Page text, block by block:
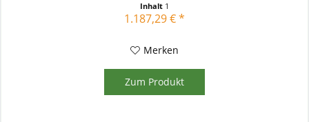
Inhalt 1
1.187,29 € *
Merken
Zum Produkt